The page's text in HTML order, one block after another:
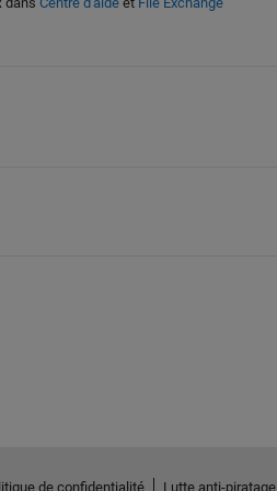
de confidentialité Lutte anti-piratage